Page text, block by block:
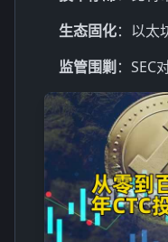
生态固化：以太
监管围剿 ：SEC